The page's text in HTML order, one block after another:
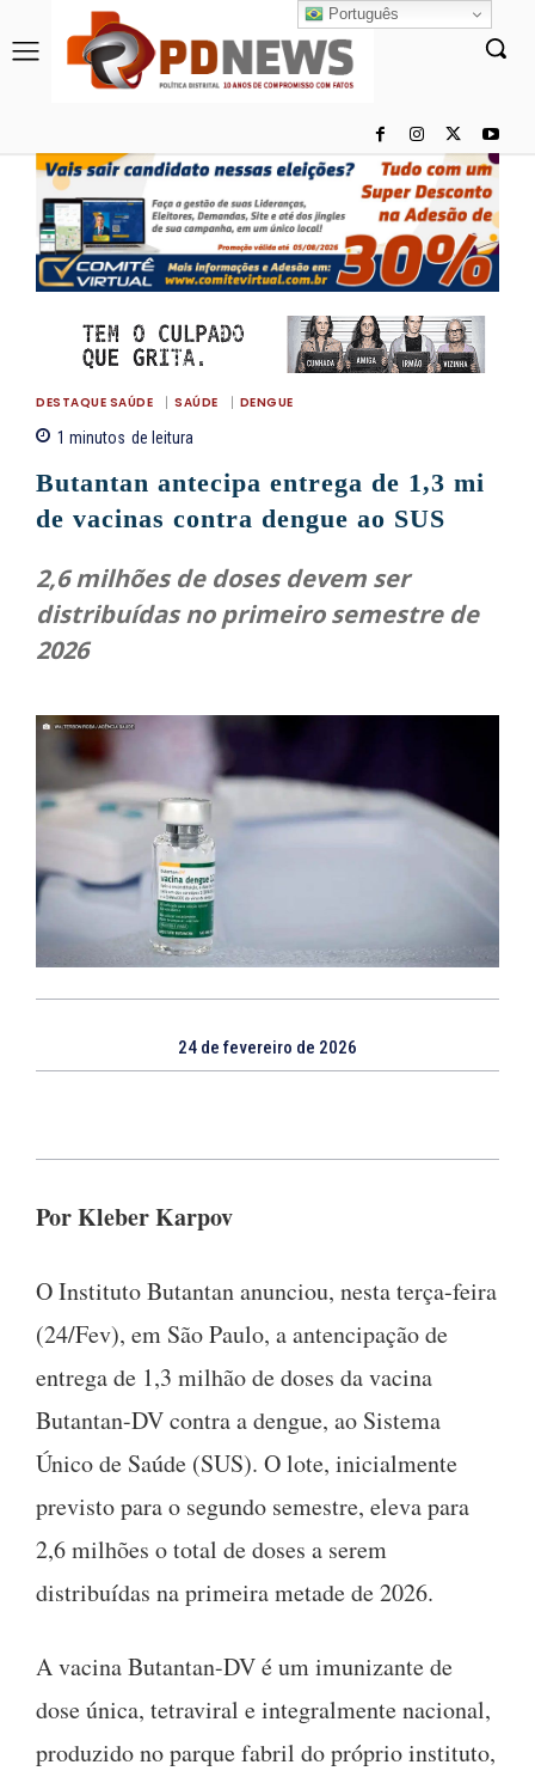
DESTAQUE SAÚDE SAÚDE DENGUE
1 minutos de leitura
Butantan antecipa entrega de 1,3 mi
de vacinas contra dengue ao SUS
2,6 milhões de doses devem ser
distribuídas no primeiro semestre de
2026
24 de fevereiro de 2026
Por Kleber Karpov
O Instituto Butantan anunciou, nesta terça-feira
(24/Fev), em São Paulo, a antencipação de
entrega de 1,3 milhão de doses da vacina
Butantan-DV contra a dengue, ao Sistema
Único de Saúde (SUS). O lote, inicialmente
previsto para o segundo semestre, eleva para
2,6 milhões o total de doses a serem
distribuídas na primeira metade de 2026.
A vacina Butantan-DV é um imunizante de
dose única, tetraviral e integralmente nacional,
produzido no parque fabril do próprio instituto,
Português